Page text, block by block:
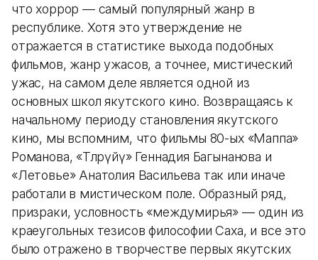
что хоррор — самый популярный жанр в
республике. Хотя это утверждение не
отражается в статистике выхода подобных
фильмов, жанр ужасов, а точнее, мистический
ужас, на самом деле является одной из
основных школ якутского кино. Возвращаясь к
начальному периоду становления якутского
кино, мы вспомним, что фильмы 80-ых «Маппа»
Романова, «Төлөрүйү» Геннадия Багынанова и
«Летовье» Анатолия Васильева так или иначе
работали в мистическом поле. Образный ряд,
призраки, условность «междумирья» — один из
краеугольных тезисов философии Саха, и все это
было отражено в творчестве первых якутских